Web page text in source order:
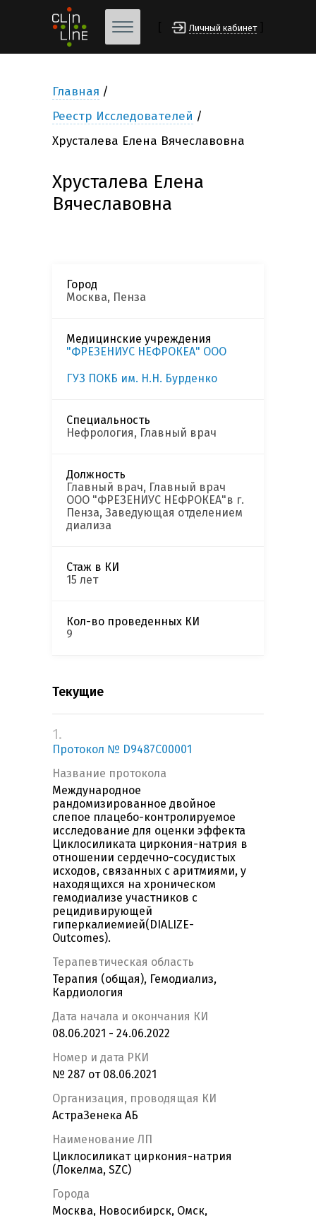
Личный кабинет
Главная
Реестр Исследователей
Хрусталева Елена Вячеславовна
Хрусталева Елена
Вячеславовна
Город
Москва, Пенза
Медицинские учреждения
"ФРЕЗЕНИУС НЕФРОКЕА" ООО
ГУЗ ПОКБ им. Н.Н. Бурденко
Специальность
Нефрология, Главный врач
Должность
Главный врач, Главный врач
OOO "ФРЕЗЕНИУС НЕФРОКЕА"в г.
Пенза, Заведующая отделением
диализа
Стаж в КИ
15 лет
Кол-во проведенных КИ
9
Текущие
1.
Протокол № D9487C00001
Название протокола
Международное
рандомизированное двойное
слепое плацебо-контролируемое
исследование для оценки эффекта
Циклосиликата циркония-натрия в
отношении сердечно-сосудистых
исходов, связанных с аритмиями, у
находящихся на хроническом
гемодиализе участников с
рецидивирующей
гиперкалиемией(DIALIZE-
Outcomes).
Терапевтическая область
Терапия (общая), Гемодиализ,
Кардиология
Дата начала и окончания КИ
08.06.2021 - 24.06.2022
Номер и дата РКИ
№ 287 от 08.06.2021
Организация, проводящая КИ
АстраЗенека АБ
Наименование ЛП
Циклосиликат циркония-натрия
(Локелма, SZC)
Города
Москва, Новосибирск, Омск,